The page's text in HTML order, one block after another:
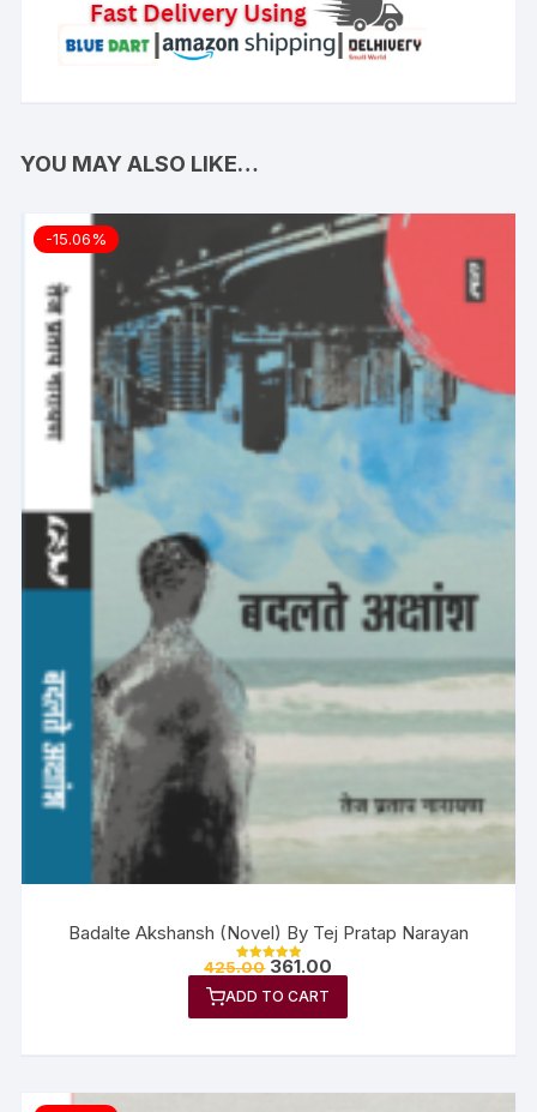
YOU MAY ALSO LIKE…
-15.06%
Badalte Akshansh (Novel) By Tej Pratap Narayan
Rated
out of 5
425.00 361.00
ADD TO CART